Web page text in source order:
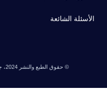
الأسئلة الشائعة
© حقوق الطبع والنشر 2024، جميع الحقوق محفوظة لـ Fanzword